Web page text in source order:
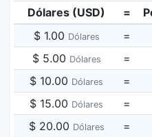
Dólares (USD) =
$ 1.00 Dólares =
$ 5.00 Dólares =
$ 10.00 Dólares =
$ 15.00 Dólares =
$ 20.00 Dólares =